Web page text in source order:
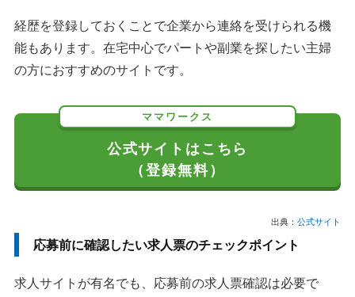
経歴を登録しておくことで企業から連絡を受けられる機
能もあります。在宅中心でパートや副業を探したい主婦
の方におすすめのサイトです。
ママワークス
公式サイトはこちら
（登録無料）
出典： 公式サイト
応募前に確認したい求人票のチェックポイント
求人サイトが有名でも、応募前の求人票確認は必要で